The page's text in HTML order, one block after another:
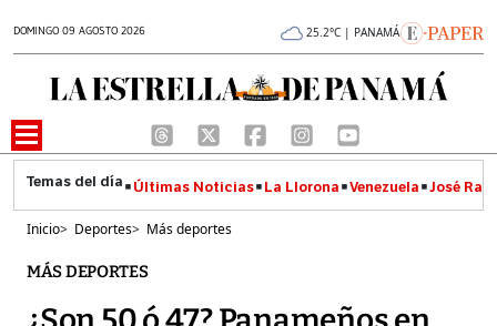
DOMINGO 09 AGOSTO 2026 25.2°C | PANAMÁ
Últimas Noticias La Llorona Venezuela José
Inicio> Deportes> Más deportes
MÁS DEPORTES